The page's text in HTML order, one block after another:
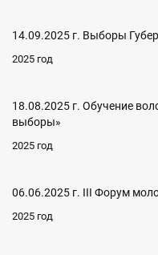
14.09.2025 г. Выборы
2025 год
18.08.2025 г. Обучение
выборы»
2025 год
06.06.2025 г. III Форум
2025 год